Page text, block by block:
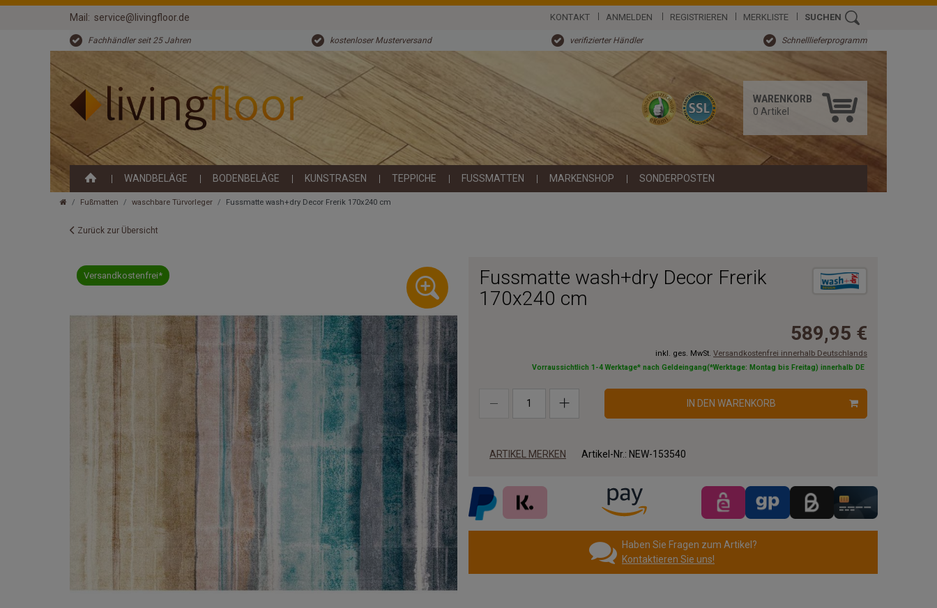
Mail: service@livingfloor.de KONTAKT ANMELDEN REGISTRIEREN MERKLISTE SUCHEN
Fachhändler seit 25 Jahren kostenloser Musterversand verifizierter Händler Schnelllieferprogramm
WARENKORB
0 Artikel
WANDBELÄGE BODENBELÄGE KUNSTRASEN TEPPICHE FUSSMATTEN MARKENSHOP SONDERPOSTEN
Fußmatten waschbare Türvorleger Fussmatte wash+dry Decor Frerik 170x240 cm
Zurück zur Übersicht
Versandkostenfrei*
Fussmatte wash+dry Decor Frerik
170x240 cm
589,95 €
inkl. ges. MwSt. Versandkostenfrei innerhalb Deutschlands
Vorraussichtlich 1-4 Werktage* nach Geldeingang(*Werktage: Montag bis Freitag) innerhalb DE
IN DEN WARENKORB
ARTIKEL MERKEN Artikel-Nr.: NEW-153540
Haben Sie Fragen zum Artikel?
Kontaktieren Sie uns!